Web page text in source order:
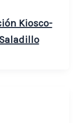
Kiosco-